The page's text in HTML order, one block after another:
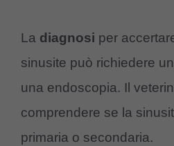
La diagnosi per
sinusite può richiedere
una endoscopia. Il
comprendere se la
primaria o secondaria.